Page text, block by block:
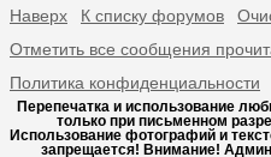
Наверх К списку форумов
Отметить все сообщения
Политика конфиденциальности